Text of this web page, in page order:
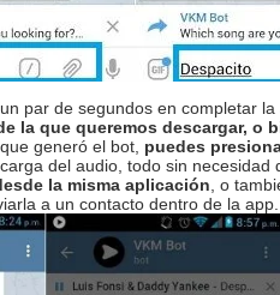
par de segundos en completar
la que queremos descargar,
generó el bot, puedes
del audio, todo sin
la misma aplicación , o
a un contacto dentro de la app.